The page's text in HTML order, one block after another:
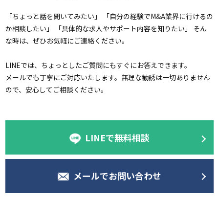
「ちょっと話を聞いてみたい」 「自分の経験でM&A業界に行けるの
か相談したい」 「具体的な求人やサポート内容を知りたい」
そん
な時は、ぜひお気軽にご連絡ください。
LINEでは、ちょっとしたご質問にもすぐにお答えできます。
メールでも丁寧にご対応いたします。無理な勧誘は一切ありません
ので、安心してご相談ください。
LINEで無料相談
メールでお問い合わせ